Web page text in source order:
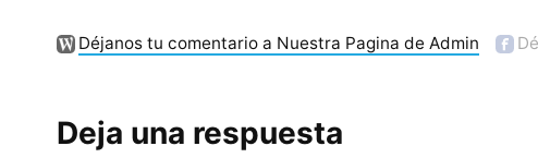
Déjanos tu comentario a Nuestra Pagina de Admin
Deja una respuesta